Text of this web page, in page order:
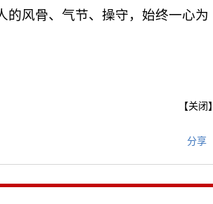
的风骨、气节、操守，始终一心为
【关闭】
分享